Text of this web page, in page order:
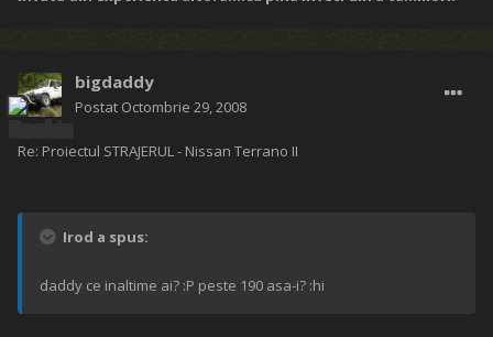
bigdaddy
Postat Octombrie 29, 2008
Re: Proiectul STRAJERUL - Nissan Terrano II
Irod a spus:
daddy ce inaltime ai? :P peste 190 asa-i? :hi